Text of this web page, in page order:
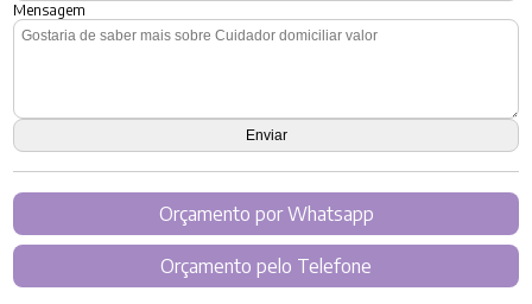
Mensagem
Orçamento por Whatsapp
Orçamento pelo Telefone